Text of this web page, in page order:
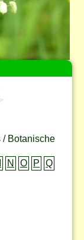
/ Botanische
N O P
Q